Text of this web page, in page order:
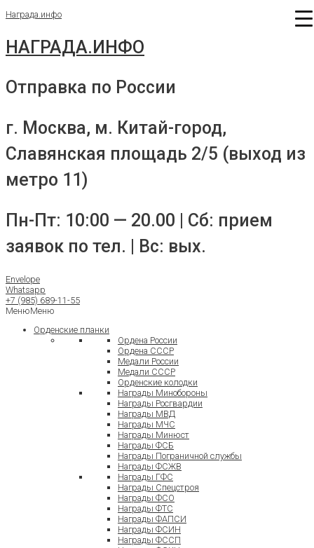
Перейти
Награда.инфо
НАГРАДА.ИНФО
Отправка по России
г. Москва, м. Китай-город,
Славянская площадь 2/5 (выход из
метро 11)
Пн-Пт: 10:00 — 20.00 | Сб: прием
заявок по тел. | Вс: вых.
Envelope
Whatsapp
+7 (985) 689-11-55
МенюМеню
Орденские планки
Ордена России
Ордена СССР
Медали России
Медали СССР
Орденские колодки
Награды Минобороны
Награды Росгвардии
Награды МВД
Награды МЧС
Награды Минюст
Награды ФСБ
Награды Пограничной службы
Награды ФСЖВ
Награды ГФС
Награды Спецстроя
Награды ФСО
Награды ФТС
Награды ФАПСИ
Награды ФСИН
Награды ФССП